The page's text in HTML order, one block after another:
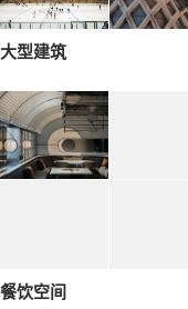
大型建筑
餐饮空间